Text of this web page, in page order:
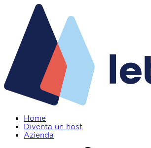
Home
Diventa un host
Azienda